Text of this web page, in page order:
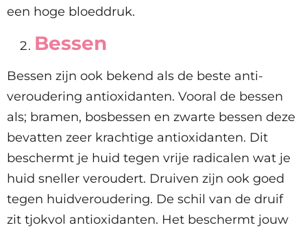
een hoge bloeddruk.
Bessen
Bessen zijn ook bekend als de beste anti-
veroudering antioxidanten. Vooral de bessen
als; bramen, bosbessen en zwarte bessen deze
bevatten zeer krachtige antioxidanten. Dit
beschermt je huid tegen vrije radicalen wat je
huid sneller veroudert. Druiven zijn ook goed
tegen huidveroudering. De schil van de druif
zit tjokvol antioxidanten. Het beschermt jouw